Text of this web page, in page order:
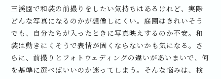
三渓園で和装の前撮りをしたい気持ちはあるけれど、実際
どんな写真になるのかが想像しにくい。庭園はきれいそう
でも、自分たちが入ったときに写真映えするのか不安。和
装は動きにくそうで表情が固くならないかも気になる。さ
らに、前撮りとフォトウェディングの違いがあいまいで、何
を基準に選べばいいのか迷ってしまう。そんな悩みは、検